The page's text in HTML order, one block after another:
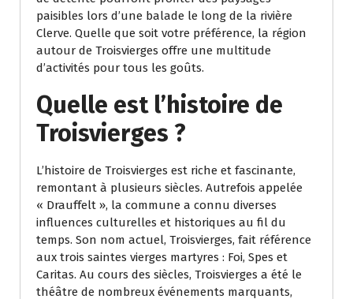
paisibles lors d’une balade le long de la rivière
Clerve. Quelle que soit votre préférence, la région
autour de Troisvierges offre une multitude
d’activités pour tous les goûts.
Quelle est l’histoire de
Troisvierges ?
L’histoire de Troisvierges est riche et fascinante,
remontant à plusieurs siècles. Autrefois appelée
« Drauffelt », la commune a connu diverses
influences culturelles et historiques au fil du
temps. Son nom actuel, Troisvierges, fait référence
aux trois saintes vierges martyres : Foi, Spes et
Caritas. Au cours des siècles, Troisvierges a été le
théâtre de nombreux événements marquants,